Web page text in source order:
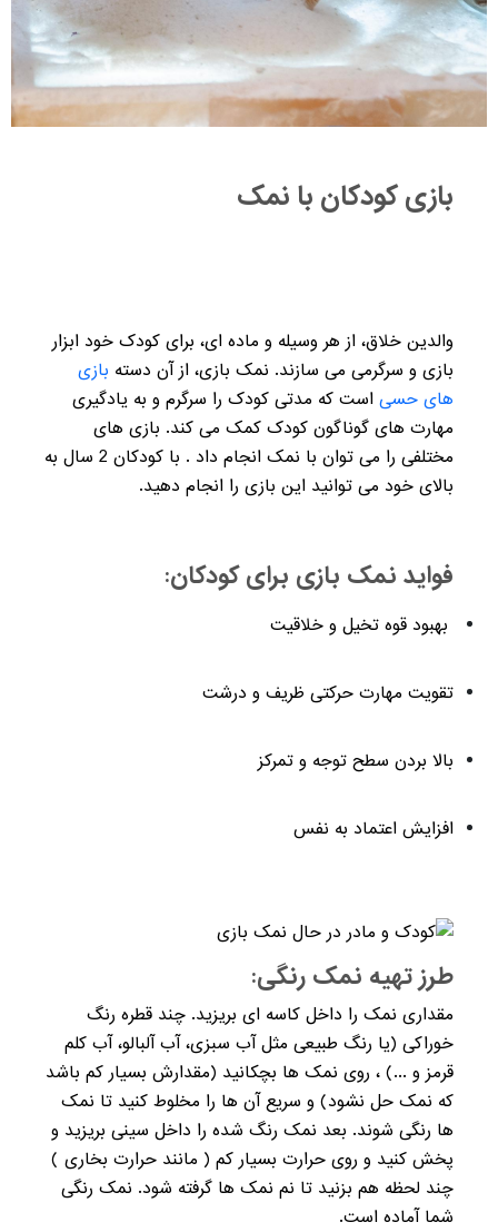
بازی کودکان با نمک
والدین خلاق، از هر وسیله و ماده ای، برای کودک خود ابزار
بازی و سرگرمی می سازند. نمک بازی، از آن دسته بازی
های حسیاست که مدتی کودک را سرگرم و به یادگیری
مهارت های گوناگون کودک کمک می کند. بازی های
مختلفی را می توان با نمک انجام داد . با کودکان 2 سال به
بالای خود می توانید این بازی را انجام دهید.
فواید نمک بازی برای کودکان:
بهبود قوه تخیل و خلاقیت
تقویت مهارت حرکتی ظریف و درشت
بالا بردن سطح توجه و تمرکز
افزایش اعتماد به‌ نفس
طرز تهیه نمک رنگی:
مقداری نمک را داخل کاسه ای بریزید. چند قطره رنگ
خوراکی (یا رنگ طبیعی مثل آب سبزی، آب آلبالو، آب کلم
قرمز و ...) ، روی نمک ها بچکانید (مقدارش بسیار کم باشد
که نمک حل نشود) و سریع آن ها را مخلوط کنید تا نمک
ها رنگی شوند. بعد نمک رنگ شده را داخل سینی بریزید و
پخش کنید و روی حرارت بسیار کم ( مانند حرارت بخاری )
چند لحظه هم بزنید تا نم نمک ها گرفته شود. نمک رنگی
شما آماده است.